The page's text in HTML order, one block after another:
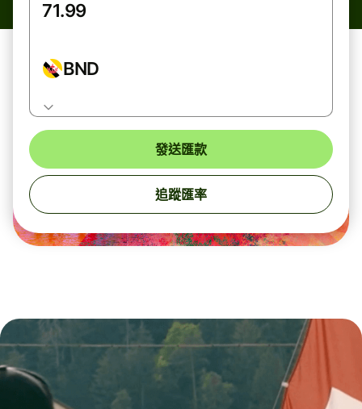
BND
發送匯款
追蹤匯率